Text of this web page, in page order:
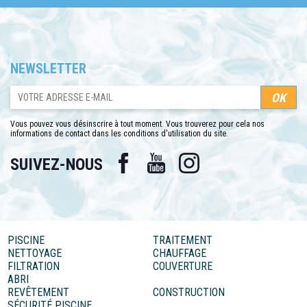
NEWSLETTER
Vous pouvez vous désinscrire à tout moment. Vous trouverez pour cela nos
informations de contact dans les conditions d'utilisation du site.
SUIVEZ-NOUS Facebook YouTube Instagram
PISCINE
TRAITEMENT
NETTOYAGE
CHAUFFAGE
FILTRATION
COUVERTURE
ABRI
REVÊTEMENT
CONSTRUCTION